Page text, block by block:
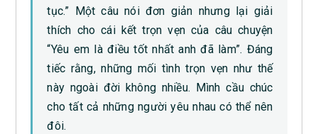
tục.” Một câu nói đơn giản nhưng lại giải
thích cho cái kết trọn vẹn của câu chuyện
“Yêu em là điều tốt nhất anh đã làm”. Đáng
tiếc rằng, những mối tình trọn vẹn như thế
này ngoài đời không nhiều. Mình cầu chúc
cho tất cả những người yêu nhau có thể nên
đôi.